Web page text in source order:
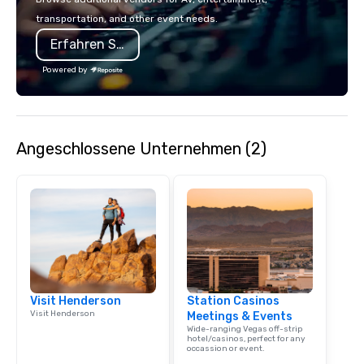
you to create a truly
experience that sets
transportation, and other event needs.
Erfahren Sie mehr
Powered by
Angeschlossene Unternehmen (2)
Visit Henderson
Visit Henderson
Station Casinos
Meetings & Events
Wide-ranging Vegas off-strip
hotel/casinos, perfect for any
occassion or event.